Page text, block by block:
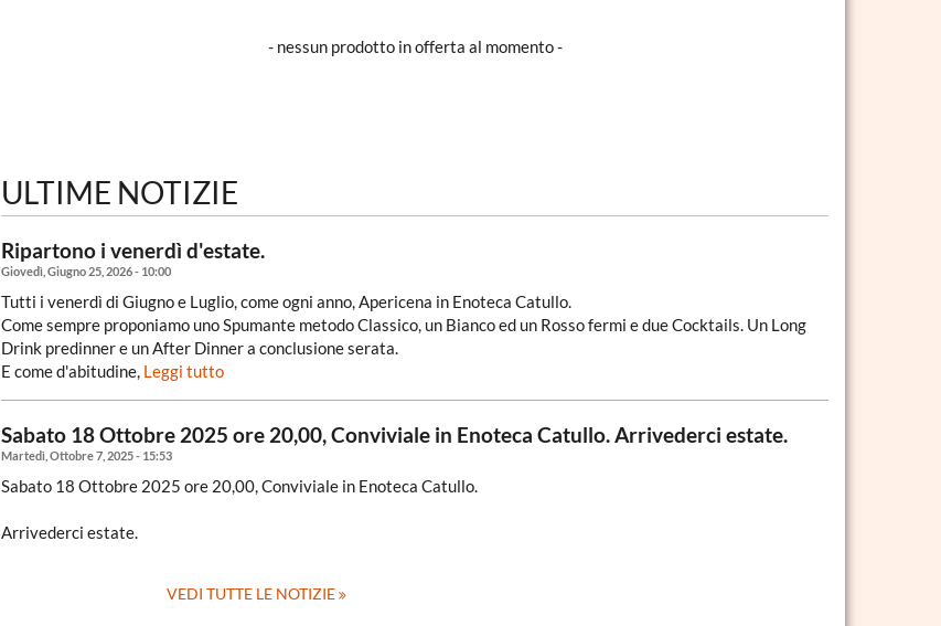
- nessun prodotto in offerta al momento -
ULTIME NOTIZIE
Ripartono i venerdì d'estate.
Giovedì, Giugno 25, 2026 - 10:00
Tutti i venerdì di Giugno e Luglio, come ogni anno, Apericena in Enoteca Catullo.
Come sempre proponiamo uno Spumante metodo Classico, un Bianco ed un Rosso fermi e due Cocktails. Un Long
Drink predinner e un After Dinner a conclusione serata.
E come d'abitudine, Leggi tutto
Sabato 18 Ottobre 2025 ore 20,00, Conviviale in Enoteca Catullo. Arrivederci estate.
Martedì, Ottobre 7, 2025 - 15:53
Sabato 18 Ottobre 2025 ore 20,00, Conviviale in Enoteca Catullo.
Arrivederci estate.
VEDI TUTTE LE NOTIZIE